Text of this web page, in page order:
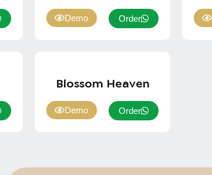
Demo Order
Blossom Heaven
Demo Order